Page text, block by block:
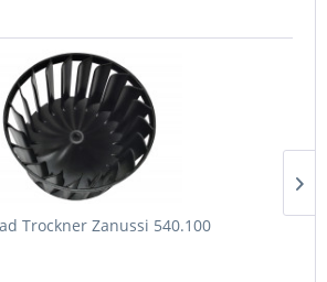
Trockner Zanussi 540.100